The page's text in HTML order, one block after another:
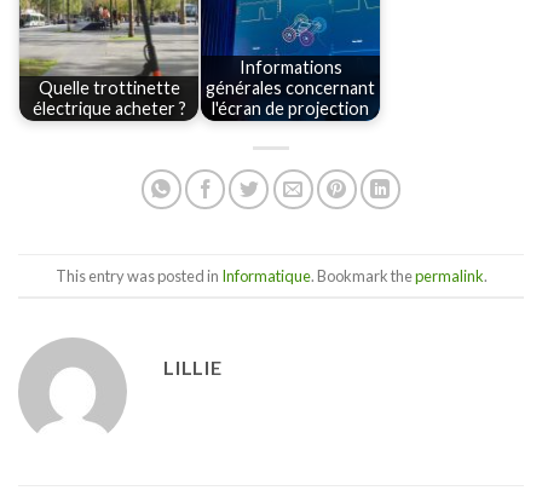
Quelle trottinette
électrique acheter ?
Informations
générales concernant
l'écran de projection
This entry was posted in Informatique. Bookmark thepermalink.
LILLIE